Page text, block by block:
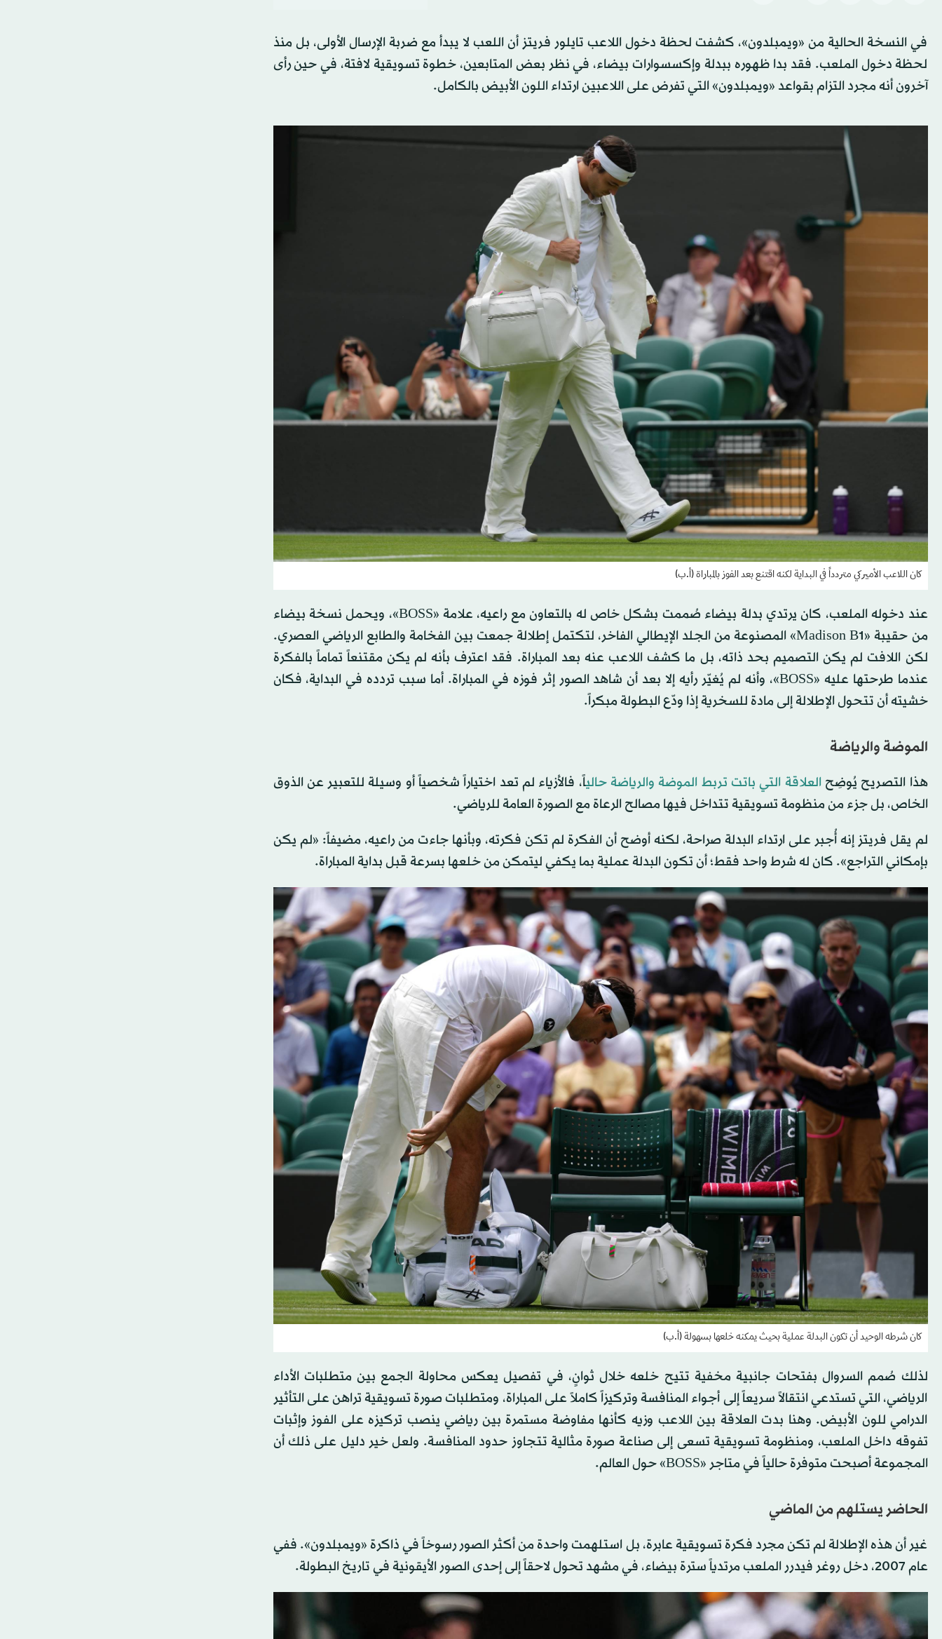
في النسخة الحالية من «ويمبلدون»، كشفت لحظة دخول اللاعب تايلور فريتز أن اللعب لا يبدأ مع ضربة الإرسال الأولى، بل منذ
لحظة دخول الملعب. فقد بدا ظهوره ببدلة وإكسسوارات بيضاء، في نظر بعض المتابعين، خطوة تسويقية لافتة، في حين رأى
آخرون أنه مجرد التزام بقواعد «ويمبلدون» التي تفرض على اللاعبين ارتداء اللون الأبيض بالكامل.
كان اللاعب الأميركي متردداً في البداية لكنه اقتنع بعد الفوز بالمباراة (أ.ب)
عند دخوله الملعب، كان يرتدي بدلة بيضاء صُممت بشكل خاص له بالتعاون مع راعيه، علامة «BOSS»، ويحمل نسخة بيضاء
من حقيبة «Madison B1» المصنوعة من الجلد الإيطالي الفاخر، لتكتمل إطلالة جمعت بين الفخامة والطابع الرياضي العصري.
لكن اللافت لم يكن التصميم بحد ذاته، بل ما كشف اللاعب عنه بعد المباراة. فقد اعترف بأنه لم يكن مقتنعاً تماماً بالفكرة
عندما طرحتها عليه «BOSS»، وأنه لم يُغيّر رأيه إلا بعد أن شاهد الصور إثر فوزه في المباراة. أما سبب تردده في البداية، فكان
خشيته أن تتحول الإطلالة إلى مادة للسخرية إذا ودّع البطولة مبكراً.
الموضة والرياضة
هذا التصريح يُوضِح العلاقة التي باتت تربط الموضة والرياضة حالياً، فالأزياء لم تعد اختياراً شخصياً أو وسيلة للتعبير عن الذوق
الخاص، بل جزء من منظومة تسويقية تتداخل فيها مصالح الرعاة مع الصورة العامة للرياضي.
لم يقل فريتز إنه أُجبر على ارتداء البدلة صراحة، لكنه أوضح أن الفكرة لم تكن فكرته، وبأنها جاءت من راعيه، مضيفاً: «لم يكن
بإمكاني التراجع». كان له شرط واحد فقط؛ أن تكون البدلة عملية بما يكفي ليتمكن من خلعها بسرعة قبل بداية المباراة.
كان شرطه الوحيد أن تكون البدلة عملية بحيث يمكنه خلعها بسهولة (أ.ب)
لذلك صُمم السروال بفتحات جانبية مخفية تتيح خلعه خلال ثوانٍ، في تفصيل يعكس محاولة الجمع بين متطلبات الأداء
الرياضي، التي تستدعي انتقالاً سريعاً إلى أجواء المنافسة وتركيزاً كاملاً على المباراة، ومتطلبات صورة تسويقية تراهن على التأثير
الدرامي للون الأبيض. وهنا بدت العلاقة بين اللاعب وزيه كأنها مفاوضة مستمرة بين رياضي ينصب تركيزه على الفوز وإثبات
تفوقه داخل الملعب، ومنظومة تسويقية تسعى إلى صناعة صورة مثالية تتجاوز حدود المنافسة. ولعل خير دليل على ذلك أن
المجموعة أصبحت متوفرة حالياً في متاجر «BOSS» حول العالم.
الحاضر يستلهم من الماضي
غير أن هذه الإطلالة لم تكن مجرد فكرة تسويقية عابرة، بل استلهمت واحدة من أكثر الصور رسوخاً في ذاكرة «ويمبلدون». ففي
عام 2007، دخل روغر فيدرر الملعب مرتدياً سترة بيضاء، في مشهد تحول لاحقاً إلى إحدى الصور الأيقونية في تاريخ البطولة.